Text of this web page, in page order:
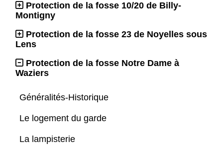
Protection de la fosse 10/20 de Billy-
Montigny
Protection de la fosse 23 de Noyelles sous
Lens
Protection de la fosse Notre Dame à
Waziers
Généralités-Historique
Le logement du garde
La lampisterie